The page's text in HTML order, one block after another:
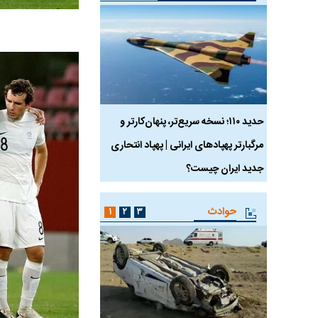
حدید ۱۱۰؛ نسخه سریع‌تر، پنهان‌کارتر و
مرگبارتر پهپادهای ایرانی | پهپاد انتحاری
جدید ایران چیست؟
هواپیمای مرموز E-11A BACN چیست؟
حوادث ۱ ۲ ۳